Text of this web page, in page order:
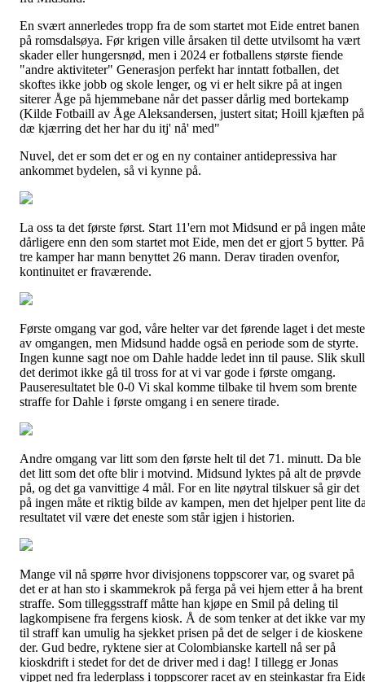
En svært annerledes tropp fra de som startet mot Eide entret banen
på romsdalsøya. Før krigen ville årsaken til dette utvilsomt ha vært
skader eller hungersnød, men i 2024 er fotballens største fiende
"andre aktiviteter" Generasjon perfekt har inntatt fotballen, det
skoftes ikke jobb og skole lenger, og vi er helt sikre på at ingen
siterer Åge på hjemmebane når det passer dårlig med bortekamp
(Kilde Fotbaill av Åge Aleksandersen, justert sitat; Hoill kjæften på
dæ kjærring det her har du itj' nå' med"
Nuvel, det er som det er og en ny container antidepressiva har
ankommet bydelen, så vi kynne på.
La oss ta det første først. Start 11'ern mot Midsund er på ingen måte
dårligere enn den som startet mot Eide, men det er gjort 5 bytter. På
tre kamper har mann benyttet 26 mann. Derav tiraden ovenfor,
kontinuitet er fraværende.
Første omgang var god, våre helter var det førende laget i det meste
av omgangen, men Midsund hadde også en periode som de styrte.
Ingen kunne sagt noe om Dahle hadde ledet inn til pause. Slik
det derimot ikke gå til tross for at vi var gode i første omgang.
Pauseresultatet ble 0-0 Vi skal komme tilbake til hvem som brente
straffe for Dahle i første omgang i en senere tirade.
Andre omgang var litt som den første helt til det 71. minutt. Da ble
det litt som det ofte blir i motvind. Midsund lyktes på alt de prøvde
på, og det ga vanvittige 4 mål. For en lite nøytral tilskuer så gir det
på ingen måte et riktig bilde av kampen, men det hjelper pent lite
resultatet vil være det eneste som står igjen i historien.
Mange vil nå spørre hvor divisjonens toppscorer var, og svaret på
det er at han sto i skammekrok på ferga på vei hjem etter å ha brent
straffe. Som tilleggsstraff måtte han kjøpe en Smil på deling til
lagkompisene fra fergens kiosk. Å de som tenker at det ikke var
til straff kan umulig ha sjekket prisen på det de selger i de kioskene
der. Gud bedre, ryktene sier at Colombianske kartell nå ser på
kioskdrift i stedet for det de driver med i dag! I tillegg er Jonas
vippet ned fra lederplass i toppscorer racet av en steinkastar fra